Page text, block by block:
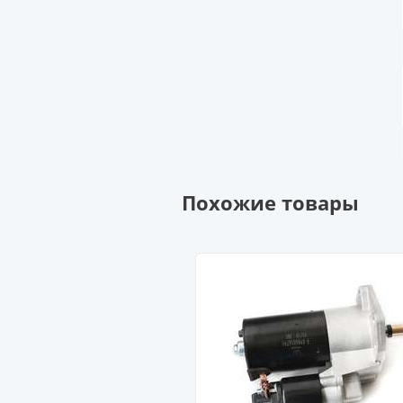
Похожие товары